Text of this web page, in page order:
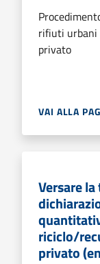
rifiuti urbani
privato
VAI ALLA
Versare
riciclo/
privato